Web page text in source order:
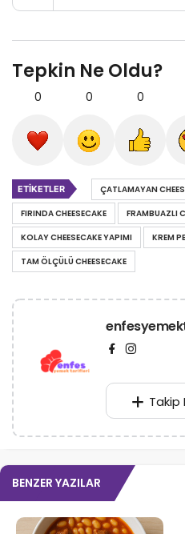
Tepkin Ne Oldu?
0 0 0
ETIKETLER ÇATLAMAYAN
FIRINDA CHEESECAKE
FRAMBUAZLI
KOLAY CHEESECAKE YAPIMI
KREM
TAM ÖLÇÜLÜ CHEESECAKE
Takip
BENZER YAZILAR